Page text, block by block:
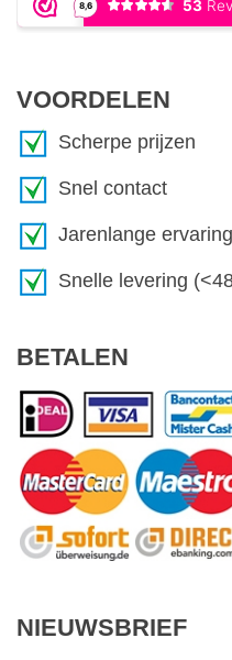
VOORDELEN
Scherpe prijzen
Snel contact
Jarenlange ervaring
Snelle levering
BETALEN
NIEUWSBRIEF